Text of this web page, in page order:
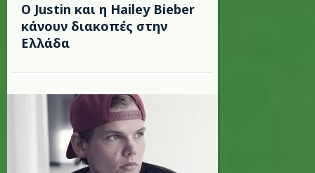
Ο Justin και η Hailey Bieber
κάνουν διακοπές στην
Ελλάδα